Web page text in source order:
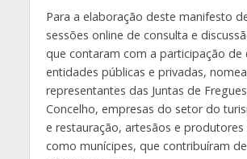
Para a elaboração deste manifesto
sessões online de consulta e
que contaram com a participação de
entidades públicas e privadas,
representantes das Juntas de
Concelho, empresas do setor do
e restauração, artesãos e produtores
como munícipes, que contribuíram